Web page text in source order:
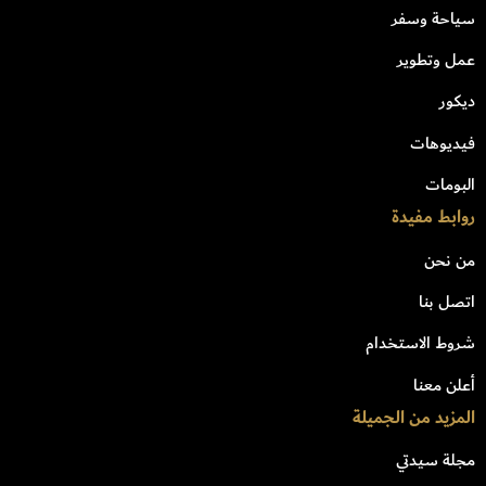
سياحة وسفر
عمل وتطوير
ديكور
فيديوهات
البومات
روابط مفيدة
من نحن
اتصل بنا
شروط الاستخدام
أعلن معنا
المزيد من الجميلة
مجلة سيدتي